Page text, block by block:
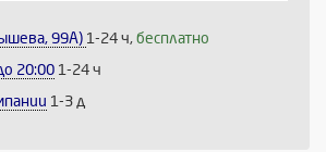
99А) 1-24 ч, бесплатно
20:00 1-24 ч
1-3 д